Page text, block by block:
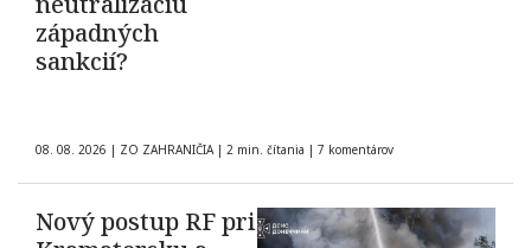
západných
sankcií?
08. 08. 2026 | ZO ZAHRANIČIA | 2 min. čítania | 7 komentárov
Nový postup RF pri